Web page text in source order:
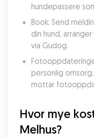
hundepassere
Book: Send
din hund,
via Gudog.
personlig
mottar
Hvor mye
Melhus?